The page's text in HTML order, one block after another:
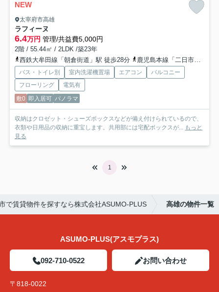
NEW
太宰府市高雄
ラフィーヌ
6.4万円 管理/共益費5,000円
2階 / 55.44㎡ / 2LDK /築23年
西鉄大牟田線「朝倉街道」駅 徒歩28分
鹿児島本線「二日市」駅 徒歩30分
バス・トイレ別 室内洗濯機置場 エアコン
バルコニー
フローリング
電気有
敷0 即入居可 パノラマ
収納はクロゼット・シューズボックスなどが備え付けられているので、
衣類や日用品の収納に重宝します。共用部には宅配ボックスが... もっと
見る
1
で賃貸物件を探すなら株式会社ASUMO-PLUS 高雄の物件一覧
ASUMO-PLUS(アスモプラス)
092-710-0522 お問い合わせ
〒818-0022